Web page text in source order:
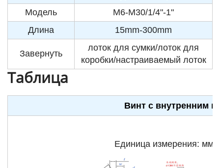
Модель
M6-M30/1/4"-1"
Длина
15mm-300mm
Завернуть
лоток для сумки/лоток для
коробки/настраиваемый лоток
Таблица
Винт с внутренним
Единица измерения: мм